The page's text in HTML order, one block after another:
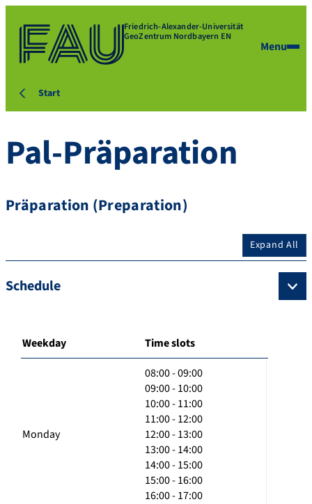
Friedrich-Alexander-Universität
GeoZentrum Nordbayern EN
Menu
Start
Pal-Präparation
Präparation (Preparation)
Expand All
Schedule
Weekday Time slots
Monday
08:00 - 09:00
09:00 - 10:00
10:00 - 11:00
11:00 - 12:00
12:00 - 13:00
13:00 - 14:00
14:00 - 15:00
15:00 - 16:00
16:00 - 17:00